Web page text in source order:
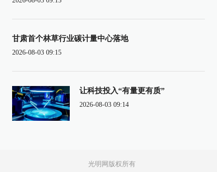
甘肃首个林草行业碳计量中心落地
2026-08-03 09:15
让科技投入“有量更有质”
2026-08-03 09:14
光明网版权所有